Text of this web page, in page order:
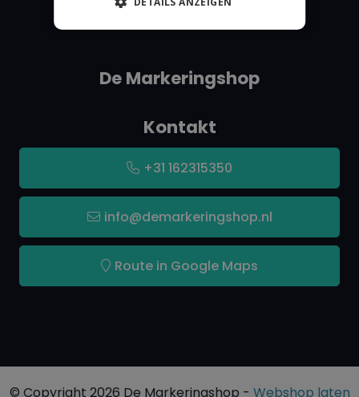
De Markeringshop
Kontakt
+31 162315350
info@demarkeringshop.nl
Route in Google Maps
© Copyright 2026 De Markeringshop - Webshop laten